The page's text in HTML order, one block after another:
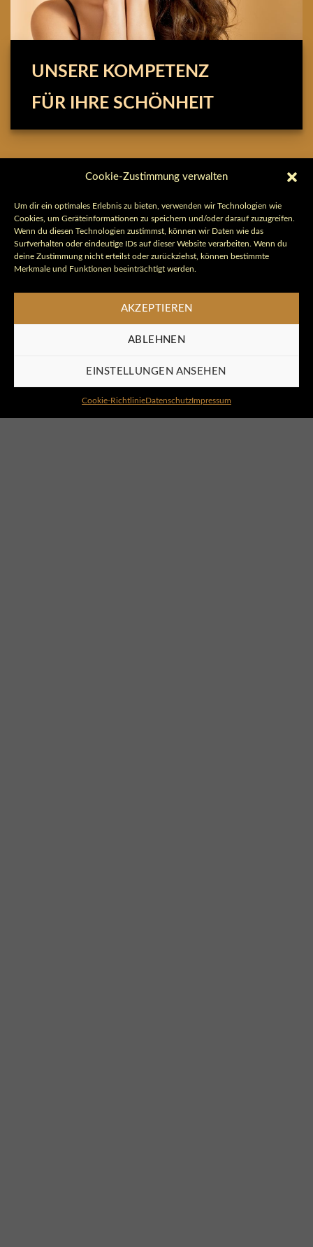
Cookie-Zustimmung verwalten
Um dir ein optimales Erlebnis zu bieten, verwenden wir Technologien wie
Cookies, um Geräteinformationen zu speichern und/oder darauf zuzugreifen.
Wenn du diesen Technologien zustimmst, können wir Daten wie das
Surfverhalten oder eindeutige IDs auf dieser Website verarbeiten. Wenn du
deine Zustimmung nicht erteilst oder zurückziehst, können bestimmte
Merkmale und Funktionen beeinträchtigt werden.
AKZEPTIEREN
ABLEHNEN
EINSTELLUNGEN ANSEHEN
Cookie-RichtlinieDatenschutzImpressum
UNSERE KOMPETENZ
FÜR IHRE SCHÖNHEIT
famady vereint die 3 Elemente Schönheit, Persönlichkeit
und Stil zu einem individuellen Gesamtbild.